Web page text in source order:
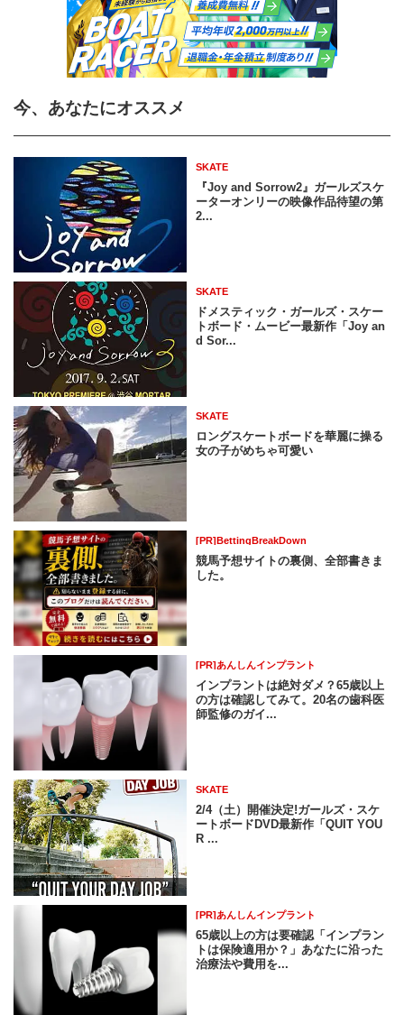
今、あなたにオススメ
SKATE
『Joy and Sorrow2』ガールズスケ
ーターオンリーの映像作品待望の第
2...
SKATE
ドメスティック・ガールズ・スケー
トボード・ムービー最新作「Joy an
d Sor...
SKATE
ロングスケートボードを華麗に操る
女の子がめちゃ可愛い
[PR]BettingBreakDown
競馬予想サイトの裏側、全部書きま
した。
[PR]あんしんインプラント
インプラントは絶対ダメ？65歳以上
の方は確認してみて。20名の歯科医
師監修のガイ...
SKATE
2/4（土）開催決定!ガールズ・スケ
ートボードDVD最新作「QUIT YOU
R ...
[PR]あんしんインプラント
65歳以上の方は要確認「インプラン
トは保険適用か？」あなたに沿った
治療法や費用を...